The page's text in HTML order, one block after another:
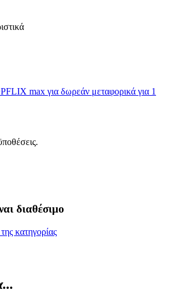
max για δωρεάν μεταφορικά για 1
διαθέσιμο
κατηγορίας